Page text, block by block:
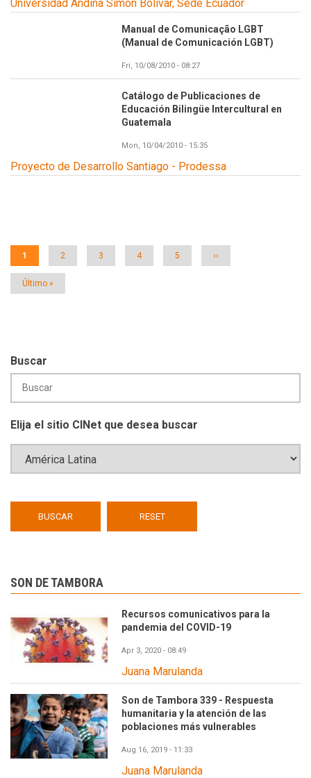
Universidad Andina Simón Bolívar, Sede Ecuador
Manual de Comunicação LGBT
(Manual de Comunicación LGBT)
Fri, 10/08/2010 - 08:27
Catálogo de Publicaciones de
Educación Bilingüe Intercultural en
Guatemala
Mon, 10/04/2010 - 15:35
Proyecto de Desarrollo Santiago - Prodessa
Página
1 Página
2 Página
3 Página
4 Página
5
Siguiente
››
Última
Último »
Buscar
Elija el sitio CINet que desea buscar
SON DE TAMBORA
Recursos comunicativos para la
pandemia del COVID-19
Apr 3, 2020 - 08:49
Juana Marulanda
Son de Tambora 339 - Respuesta
humanitaria y la atención de las
poblaciones más vulnerables
Aug 16, 2019 - 11:33
Juana Marulanda